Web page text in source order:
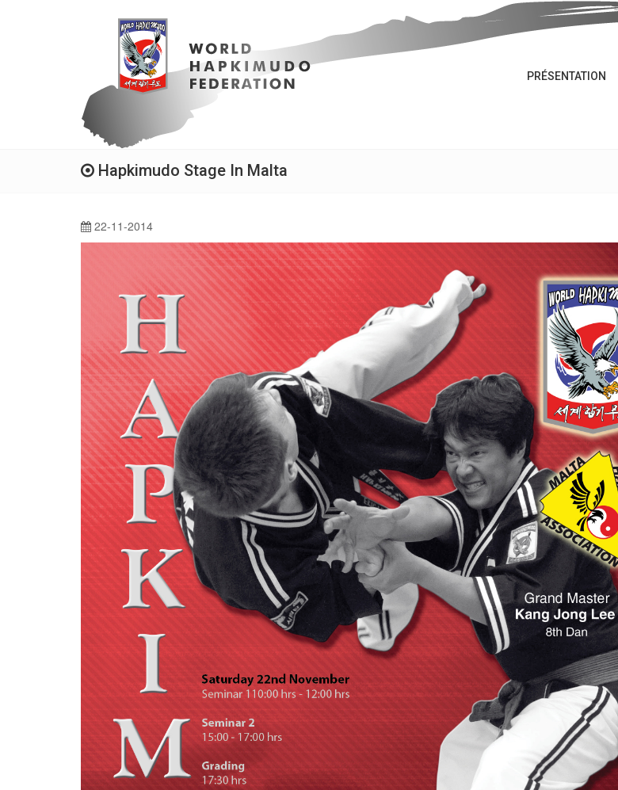
PRÉSENTATION
Hapkimudo Stage In Malta
22-11-2014